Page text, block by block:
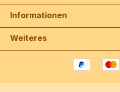
Informationen
Weiteres